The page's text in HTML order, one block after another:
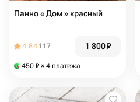
Панно « Дом » красный
4.84 117 1 800₽
450 ₽ × 4 платежа